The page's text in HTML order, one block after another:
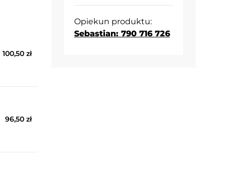
Opiekun produktu:
Sebastian: 790 716 726
100,50 zł
96,50 zł